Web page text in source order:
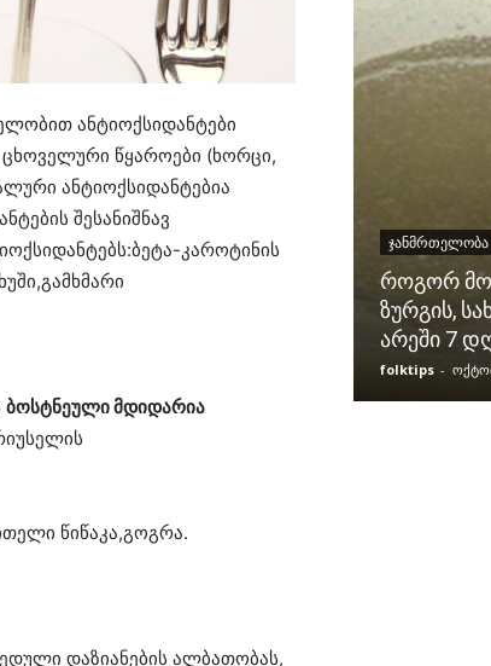
ანტიოქსიდანტები
ცხოველური წყაროები (ხორცი,
ანტიოქსიდანტებია
შესანიშნავ
კაროტინის
ბოსტნეული მდიდარია
წიწაკა,გოგრა.
დაზიანების ალბათობას,
ᲯᲐᲜᲛᲠᲗᲔᲚᲝᲑᲐ
როგორ
ზურგის,
არეში 7
folktips -